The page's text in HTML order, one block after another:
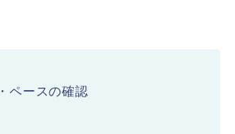
ペースの確認